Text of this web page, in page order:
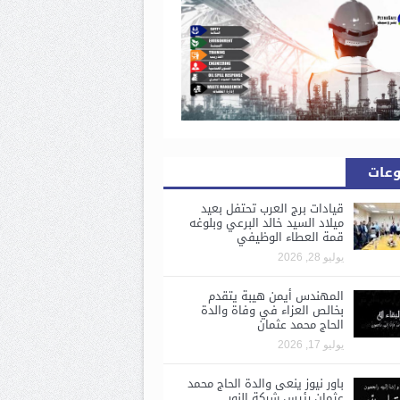
قيادات برج العرب تحتفل بعيد
ميلاد السيد خالد البرعي وبلوغه
قمة العطاء الوظيفي
يوليو 28, 2026
المهندس أيمن هيبة يتقدم
بخالص العزاء في وفاة والدة
الحاج محمد عثمان
يوليو 17, 2026
باور نيوز ينعى والدة الحاج محمد